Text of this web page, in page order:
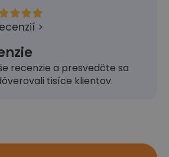

>
recenzie a presvedčte sa
tisíce klientov.